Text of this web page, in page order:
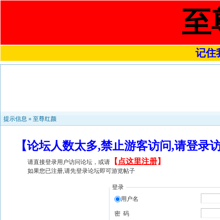
至
记住
提示信息 » 至尊红颜
【论坛人数太多,禁止游客访问,请登
请直接登录用户访问论坛，或请 【 点这里注册】
如果您已注册,请先登录论坛即可游览帖子
登录
用户名
密 码